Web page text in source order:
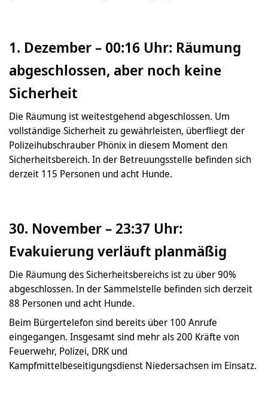
1. Dezember – 00:16 Uhr: Räumung
abgeschlossen, aber noch keine
Sicherheit
Die Räumung ist weitestgehend abgeschlossen. Um
vollständige Sicherheit zu gewährleisten, überfliegt der
Polizeihubschrauber Phönix in diesem Moment den
Sicherheitsbereich. In der Betreuungsstelle befinden sich
derzeit 115 Personen und acht Hunde.
30. November – 23:37 Uhr:
Evakuierung verläuft planmäßig
Die Räumung des Sicherheitsbereichs ist zu über 90%
abgeschlossen. In der Sammelstelle befinden sich derzeit
88 Personen und acht Hunde.
Beim Bürgertelefon sind bereits über 100 Anrufe
eingegangen. Insgesamt sind mehr als 200 Kräfte von
Feuerwehr, Polizei, DRK und
Kampfmittelbeseitigungsdienst Niedersachsen im Einsatz.